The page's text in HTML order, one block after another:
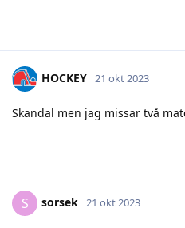
HOCKEY 21 okt 2023
Skandal men jag missar två
S sorsek 21 okt 2023